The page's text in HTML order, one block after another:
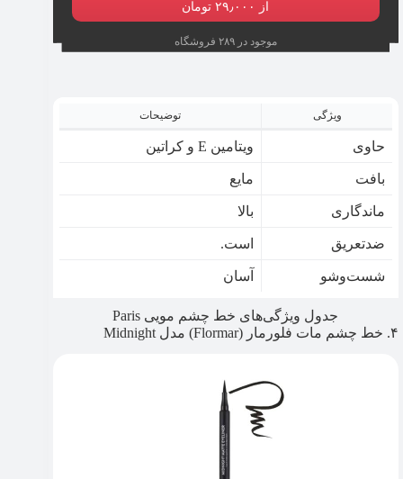
از ۲۹٫۰۰۰ تومان
موجود در ۲۸۹ فروشگاه
ویژگی توضیحات
حاوی ویتامین E و کراتین
بافت مایع
ماندگاری بالا
ضدتعریق است.
شست‌وشو آسان
جدول ویژگی‌های خط چشم مویی Paris
۴. خط چشم مات فلورمار (Flormar) مدل Midnight